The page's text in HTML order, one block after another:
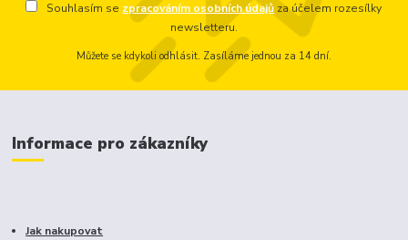
Souhlasím se zpracováním osobních údajů za účelem rozesílky
newsletteru.
Můžete se kdykoli odhlásit. Zasíláme jednou za 14 dní.
Informace pro zákazníky
Jak nakupovat